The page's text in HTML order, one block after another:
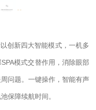
创新四大智能模式，一机多
模式交替作用，消除眼部
问题。 一键操作，智能有声
保障续航时间。